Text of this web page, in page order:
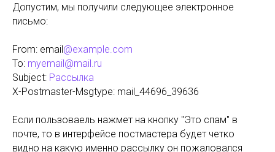
Допустим, мы получили следующее электронное
письмо:
From: email@example.com
To: myemail@mail.ru
Subject: Рассылка
X-Postmaster-Msgtype: mail_44696_39636
Если пользоваель нажмет на кнопку "Это спам" в
почте, то в интерфейсе постмастера будет четко
видно на какую именно рассылку он пожаловался